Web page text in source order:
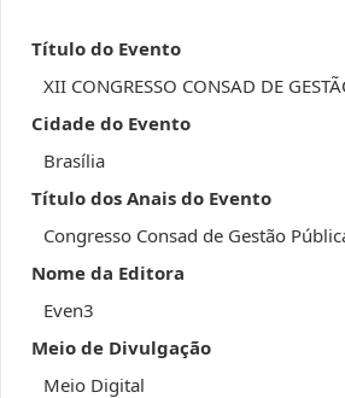
Título do Evento
XII CONGRESSO CONSAD DE
Cidade do Evento
Brasília
Título dos Anais do Evento
Congresso Consad de Gestão
Nome da Editora
Even3
Meio de Divulgação
Meio Digital